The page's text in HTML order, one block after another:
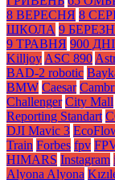
8 ВЕРЕСНЯ 8
ШКОЛА 9
9 ТРАВНЯ 900
Killjoy ASC 890
BAD-2 robotic
BMW Caesar
Challenger City Mall
Reporting Standart
DJI Mavic 3
Train Forbes fpv
HIMARS Instagram
Alyona Alyona